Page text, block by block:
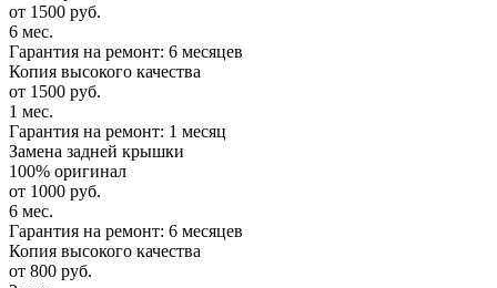
от 1500 руб.
6 мес.
Гарантия на ремонт: 6 месяцев
Копия высокого качества
от 1500 руб.
1 мес.
Гарантия на ремонт: 1 месяц
Замена задней крышки
100% оригинал
от 1000 руб.
6 мес.
Гарантия на ремонт: 6 месяцев
Копия высокого качества
от 800 руб.